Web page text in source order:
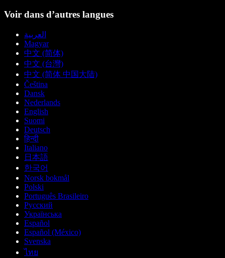
Voir dans d’autres langues
العربية
Magyar
中文 (简体)
中文 (台灣)
中文 (简体 中国大陆)
Čeština
Dansk
Nederlands
English
Suomi
Deutsch
हिन्दी
Italiano
日本語
한국어
Norsk bokmål
Polski
Português Brasileiro
Русский
Українська
Español
Español (México)
Svenska
ไทย